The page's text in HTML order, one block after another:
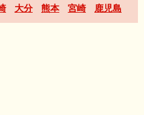
大分 熊本 宮崎 鹿児島